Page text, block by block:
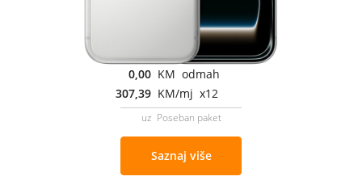
0,00 KM odmah
307,39 KM/mj x12
uz Poseban paket
Saznaj više